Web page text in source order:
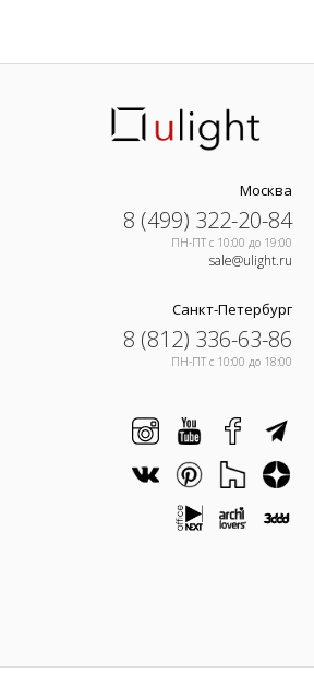
Москва
8 (499) 322-20-84
ПН-ПТ c 10:00 до 19:00
sale@ulight.ru
Санкт-Петербург
8 (812) 336-63-86
ПН-ПТ c 10:00 до 18:00